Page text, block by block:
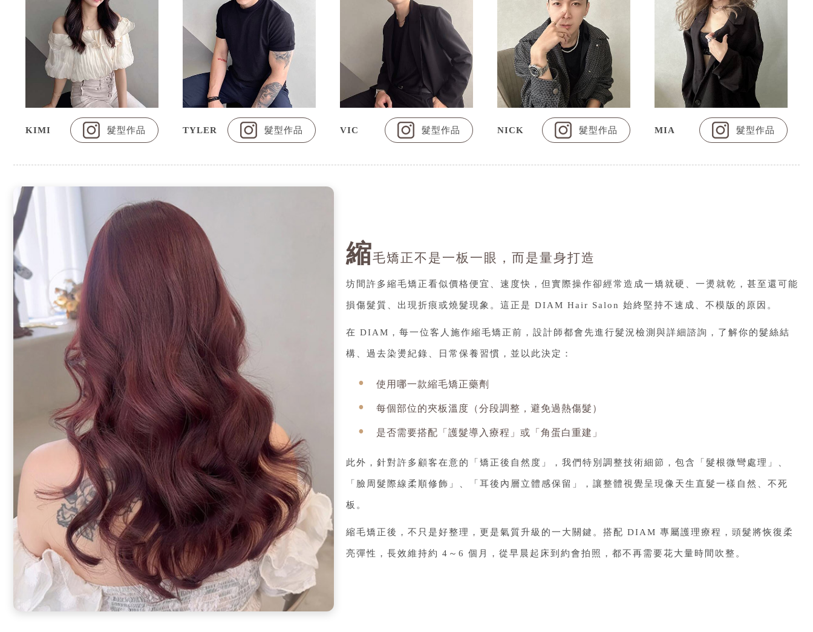
KIMI 髮型作品 TYLER 髮型作品 VIC 髮型作品 NICK 髮型作品 MIA 髮型作品
縮毛矯正不是一板一眼，而是量身打造
坊間許多縮毛矯正看似價格便宜、速度快，但實際操作卻經常造成一矯就硬、一燙就乾，甚至還可能
損傷髮質、出現折痕或燒髮現象。這正是 DIAM Hair Salon 始終堅持不速成、不模版的原因。
在 DIAM，每一位客人施作縮毛矯正前，設計師都會先進行髮況檢測與詳細諮詢，了解你的髮絲結
構、過去染燙紀錄、日常保養習慣，並以此決定：
使用哪一款縮毛矯正藥劑
每個部位的夾板溫度（分段調整，避免過熱傷髮）
是否需要搭配「護髮導入療程」或「角蛋白重建」
此外，針對許多顧客在意的「矯正後自然度」，我們特別調整技術細節，包含「髮根微彎處理」、
「臉周髮際線柔順修飾」、「耳後內層立體感保留」，讓整體視覺呈現像天生直髮一樣自然、不死
板。
縮毛矯正後，不只是好整理，更是氣質升級的一大關鍵。搭配 DIAM 專屬護理療程，頭髮將恢復柔
亮彈性，長效維持約 4～6 個月，從早晨起床到約會拍照，都不再需要花大量時間吹整。